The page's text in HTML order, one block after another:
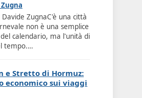
ZugnaC'è una città
non è una semplice
calendario, ma l'unità di
tempo.…
e Stretto di Hormuz:
economico sui viaggi